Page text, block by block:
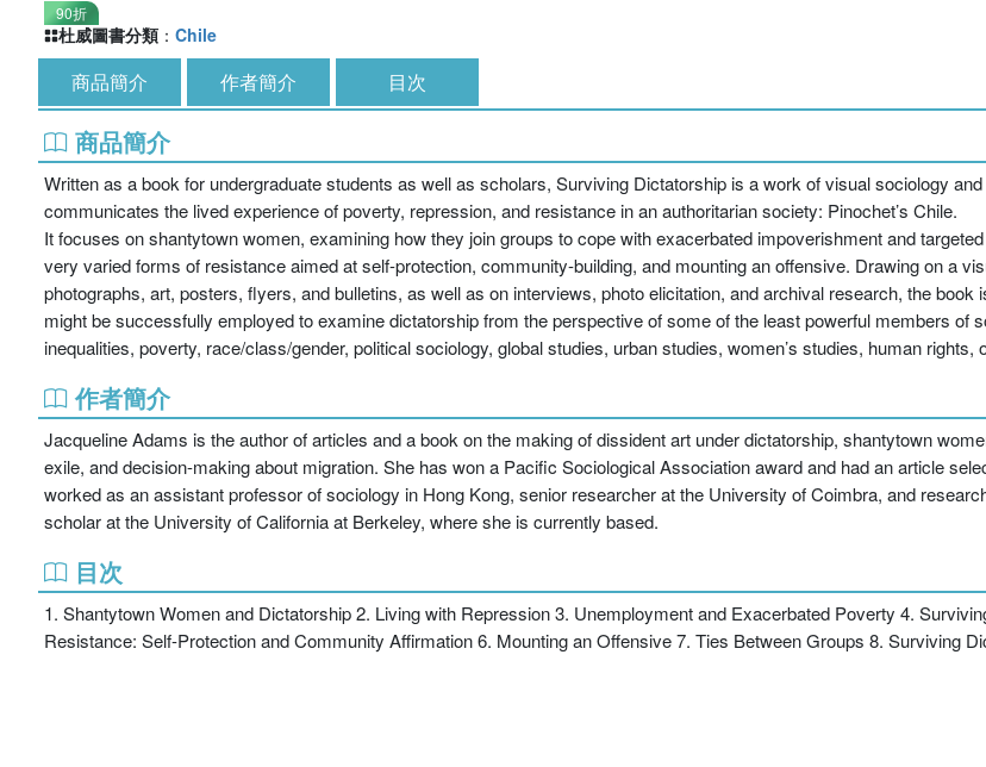
90折
杜威圖書分類 ： Chile
商品簡介 作者簡介 目次
商品簡介
Written as a book for undergraduate students as well as scholars, Surviving Dictatorship is a work of visual sociology
communicates the lived experience of poverty, repression, and resistance in an authoritarian society: Pinochet’s Chile.
It focuses on shantytown women, examining how they join groups to cope with exacerbated impoverishment and
very varied forms of resistance aimed at self-protection, community-building, and mounting an offensive. Drawing on a
photographs, art, posters, flyers, and bulletins, as well as on interviews, photo elicitation, and archival research, the book
might be successfully employed to examine dictatorship from the perspective of some of the least powerful members of
inequalities, poverty, race/class/gender, political sociology, global studies, urban studies, women’s studies, human rights,
作者簡介
Jacqueline Adams is the author of articles and a book on the making of dissident art under dictatorship, shantytown
exile, and decision-making about migration. She has won a Pacific Sociological Association award and had an article
worked as an assistant professor of sociology in Hong Kong, senior researcher at the University of Coimbra, and
scholar at the University of California at Berkeley, where she is currently based.
目次
1. Shantytown Women and Dictatorship 2. Living with Repression 3. Unemployment and Exacerbated Poverty 4.
Resistance: Self-Protection and Community Affirmation 6. Mounting an Offensive 7. Ties Between Groups 8. Surviving